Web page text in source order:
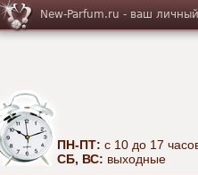
New-Parfum.ru - ваш
ПН-ПТ: с 10 до 17
СБ, ВС: выходные